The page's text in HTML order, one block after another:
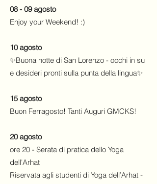
08 - 09 agosto
Enjoy your Weekend! :)
10 agosto
✨Buona notte di San Lorenzo - occhi in su
e desideri pronti sulla punta della lingua✨
15 agosto
Buon Ferragosto! Tanti Auguri GMCKS!
20 agosto
ore 20 - Serata di pratica dello Yoga
dell'Arhat
Riservata agli studenti di Yoga dell’Arhat -